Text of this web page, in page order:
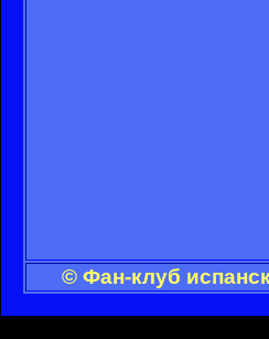
© Фан-клуб